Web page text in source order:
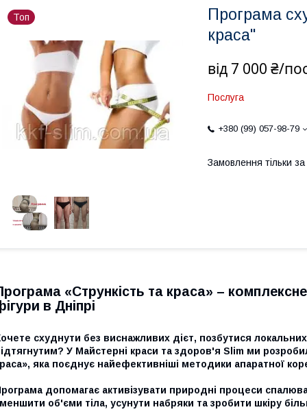
Топ
Програма
краса"
від 7 000 ₴/
Послуга
+380 (99) 057-98-79
Замовлення тільки
«Стрункість та краса» –
в Дніпрі
схуднути без виснажливих дієт, позбутися
У Майстерні краси та здоров'я Slim ми
яка поєднує найефективніші методики апаратної
допомагає активізувати природні процеси
об'єми тіла, усунути набряки та зробити шкіру